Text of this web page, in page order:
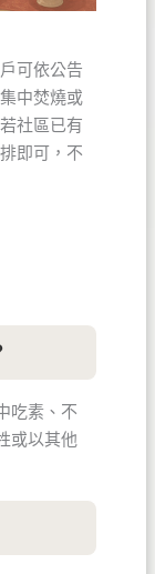
可依公告
中焚燒或
社區已有
即可，不
吃素、不
或以其他